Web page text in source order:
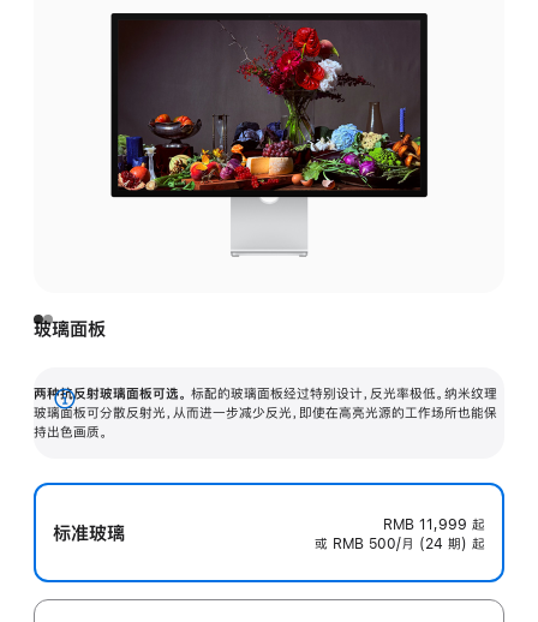
玻璃面板
两种抗反射玻璃面板可选。 标配的玻璃面板经过特别设计，反光率极低。纳米纹理
玻璃面板可分散反射光，从而进一步减少反光，即使在高亮光源的工作场所也能保
持出色画质。
展
开
标准玻璃 RMB 11,999 起
或 RMB 500/月 (24 期) 起